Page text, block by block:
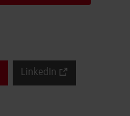
LinkedIn